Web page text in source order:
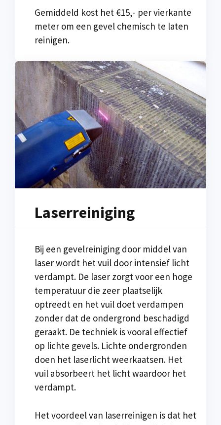
Gemiddeld kost het €15,- per vierkante
meter om een gevel chemisch te laten
reinigen.
Laserreiniging
Bij een gevelreiniging door middel van
laser wordt het vuil door intensief licht
verdampt. De laser zorgt voor een hoge
temperatuur die zeer plaatselijk
optreedt en het vuil doet verdampen
zonder dat de ondergrond beschadigd
geraakt. De techniek is vooral effectief
op lichte gevels. Lichte ondergronden
doen het laserlicht weerkaatsen. Het
vuil absorbeert het licht waardoor het
verdampt.
Het voordeel van laserreinigen is dat het